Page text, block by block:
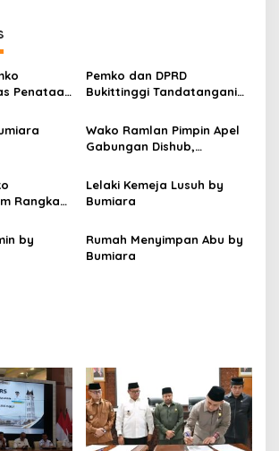
Penataan
Pemko dan DPRD
Bukittinggi Tandatangani
Perubahan KUA-PPAS APBD
2026
Wako Ramlan Pimpin Apel
Gabungan Dishub,
Persiapan Angkutan Gratis
Pelajar
Rangka
Lelaki Kemeja Lusuh by
Bumiara
by
Rumah Menyimpan Abu by
Bumiara